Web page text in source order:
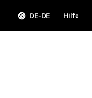
DE-DE Hilfe